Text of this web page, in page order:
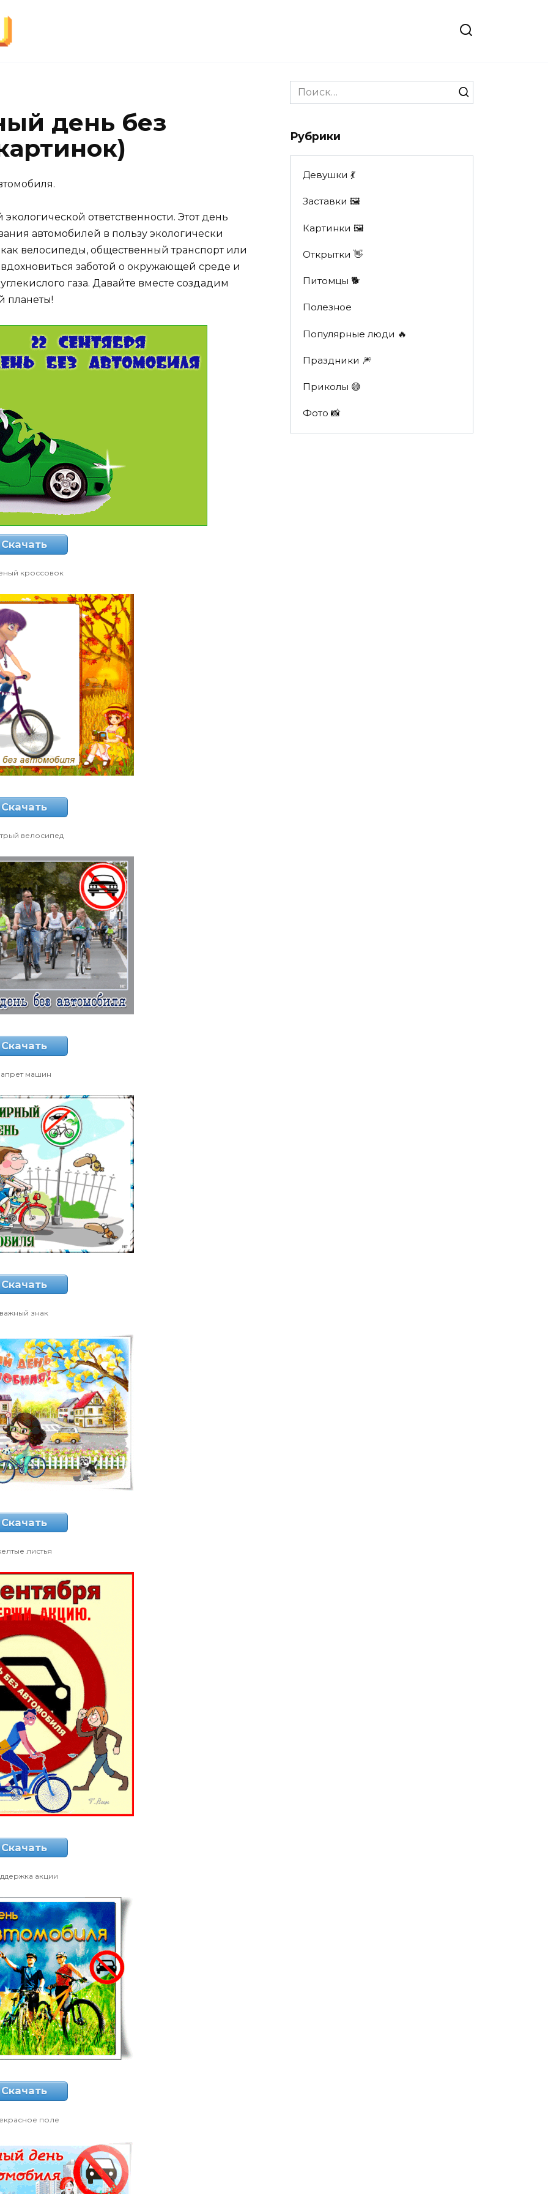
день без
ответственности. Этот день
автомобилей в пользу экологически
велосипеды, общественный транспорт или
заботой о окружающей среде и
газа. Давайте вместе создадим
планеты!
Скачать
кроссовок
Скачать
велосипед
Скачать
машин
Скачать
важный знак
Скачать
листья
Скачать
акции
Скачать
поле
Search
for:
Рубрики
Девушки 💃
Заставки 🖼
Картинки 🖼
Открытки 👋
Питомцы 🐕
Полезное
Популярные люди 🔥
Праздники 🎆
Приколы 😅
Фото 📸